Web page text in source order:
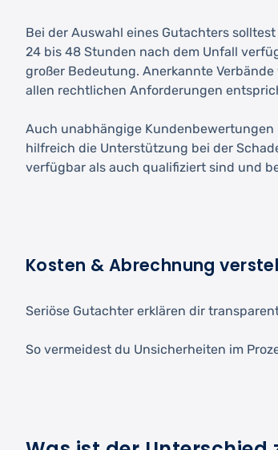
Bei der Auswahl eines Gutachters
24 bis 48 Stunden nach dem Unfall
großer Bedeutung. Anerkannte
allen rechtlichen Anforderungen
Auch unabhängige
hilfreich die Unterstützung bei der
verfügbar als auch qualifiziert sind und
Kosten & Abrechnung
Seriöse Gutachter erklären dir
So vermeidest du Unsicherheiten im